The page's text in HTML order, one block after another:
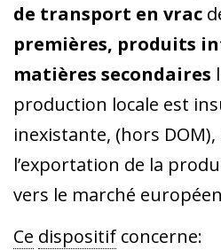
de transport en vrac
premières, produits
matières secondaires
production locale est
inexistante, (hors
l’exportation de la
vers le marché
Ce dispositif concerne: